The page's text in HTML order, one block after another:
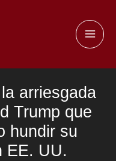
arriesgada
Trump que
hundir su
EE. UU.